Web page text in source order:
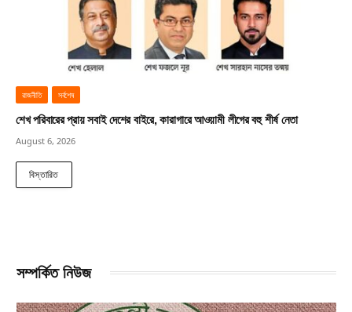
রাজনীতি সর্বশেষ
শেখ পরিবারের প্রায় সবাই দেশের বাইরে, কারাগারে আওয়ামী লীগের বহু শীর্ষ নেতা
August 6, 2026
বিস্তারিত
সম্পর্কিত নিউজ